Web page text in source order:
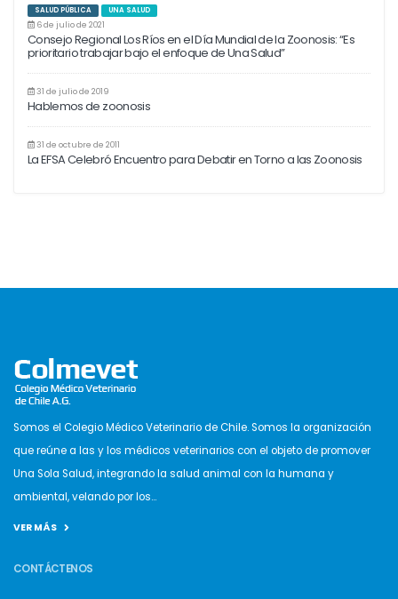
SALUD PÚBLICA UNA SALUD
6 de julio de 2021
Consejo Regional Los Ríos en el Día Mundial de la Zoonosis: “Es
prioritario trabajar bajo el enfoque de Una Salud”
31 de julio de 2019
Hablemos de zoonosis
31 de octubre de 2011
La EFSA Celebró Encuentro para Debatir en Torno a las Zoonosis
Somos el Colegio Médico Veterinario de Chile. Somos la organización
que reúne a las y los médicos veterinarios con el objeto de promover
Una Sola Salud, integrando la salud animal con la humana y
ambiental, velando por los...
VER MÁS
CONTÁCTENOS